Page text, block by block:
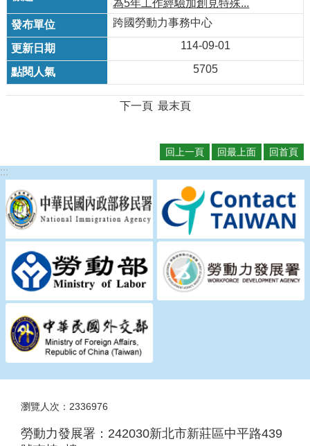
為5年工作經驗加創見特殊...
跨國勞動力事務中心
114-09-01
5705
下一頁 最末頁
回上一頁 回最上面 回首頁
:::
瀏覽人次：2336976
勞動力發展署：242030新北市新莊區中平路439